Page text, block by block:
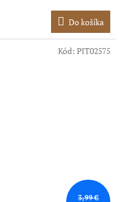
Do košíka
3,99 €
Kód: PIT02575